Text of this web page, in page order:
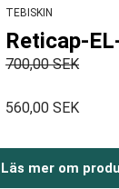
TEBISKIN
Reticap-
700,00 SEK
560,00 SEK
Läs mer om